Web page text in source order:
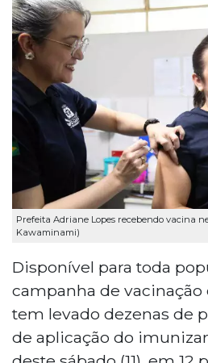
Prefeita Adriane Lopes recebendo vacina
Kawaminami)
Disponível para toda
campanha de vacinação
tem levado dezenas de
de aplicação do